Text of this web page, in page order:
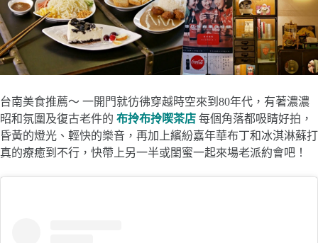
台南美食推薦～ 一開門就彷彿穿越時空來到80年代，有著濃濃
昭和氛圍及復古老件的 布拎布拎喫茶店 每個角落都吸睛好拍，
昏黃的燈光、輕快的樂音，再加上繽紛嘉年華布丁和冰淇淋蘇打
真的療癒到不行，快帶上另一半或閨蜜一起來場老派約會吧！